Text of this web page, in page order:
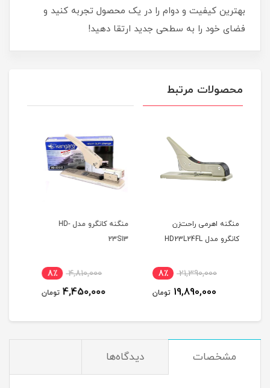
بهترین کیفیت و دوام را در یک محصول تجربه کنید و
فضای خود را به سطحی جدید ارتقا دهید!
محصولات مرتبط
23S13
4,810,000
4,450,000
دستگاه چسب پهن دلی
مدل E-800 deli
1,420,000
1,300,000
مشخصات دیدگاه‌ها